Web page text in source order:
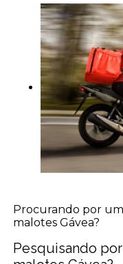
Procurando por
malotes Gávea?
Pesquisando